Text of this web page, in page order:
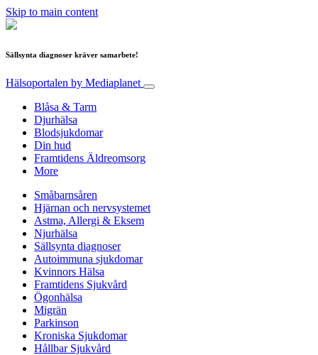
Skip to main content
Sällsynta diagnoser kräver samarbete!
Hälsoportalen by Mediaplanet
Blåsa & Tarm
Djurhälsa
Blodsjukdomar
Din hud
Framtidens Äldreomsorg
More
Småbarnsåren
Hjärnan och nervsystemet
Astma, Allergi & Eksem
Njurhälsa
Sällsynta diagnoser
Autoimmuna sjukdomar
Kvinnors Hälsa
Framtidens Sjukvård
Ögonhälsa
Migrän
Parkinson
Kroniska Sjukdomar
Hållbar Sjukvård